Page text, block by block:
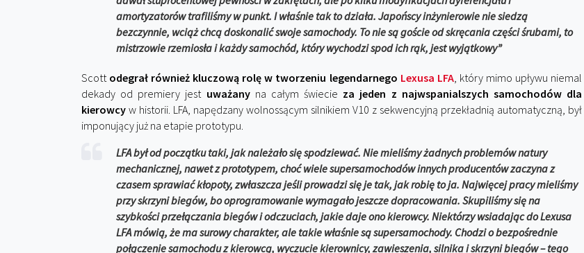
amortyzatorów trafiliśmy w punkt. I właśnie tak to działa. Japońscy inżynierowie nie siedzą
bezczynnie, wciąż chcą doskonalić swoje samochody. To nie są goście od skręcania części śrubami, to
mistrzowie rzemiosła i każdy samochód, który wychodzi spod ich rąk, jest wyjątkowy”
Scott odegrał również kluczową rolę w tworzeniu legendarnego Lexusa LFA, który mimo upływu niemal
dekady od premiery jest uważanyna całym świecie za jeden z najwspanialszych samochodów dla
kierowcy w historii. LFA, napędzany wolnossącym silnikiem V10 z sekwencyjną przekładnią automatyczną, był
imponujący już na etapie prototypu.
LFA był od początku taki, jak należało się spodziewać. Nie mieliśmy żadnych problemów natury
mechanicznej, nawet z prototypem, choć wiele supersamochodów innych producentów zaczyna z
czasem sprawiać kłopoty, zwłaszcza jeśli prowadzi się je tak, jak robię to ja. Najwięcej pracy mieliśmy
przy skrzyni biegów, bo oprogramowanie wymagało jeszcze dopracowania. Skupiliśmy się na
szybkości przełączania biegów i odczuciach, jakie daje ono kierowcy. Niektórzy wsiadając do Lexusa
LFA mówią, że ma surowy charakter, ale takie właśnie są supersamochody. Chodzi o bezpośrednie
połączenie samochodu z kierowcą, wyczucie kierownicy, zawieszenia, silnika i skrzyni biegów – tego